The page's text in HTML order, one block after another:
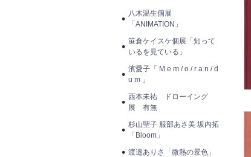
八木温生個展
「ANIMATION」
笹倉ケイスケ個展「知って
いるを見ている」
濱愛子「 M e m / o / r a n / d
u m 」
西本未祐 ドローイング
展 有無
杉山聖子 服部あさ美 坂内拓
「Bloom」
渡邉ありさ「微熱の景色」